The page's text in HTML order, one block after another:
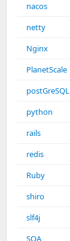
nacos
netty
Nginx
PlanetScale
postGreSQL
python
rails
redis
Ruby
shiro
slf4j
SOA